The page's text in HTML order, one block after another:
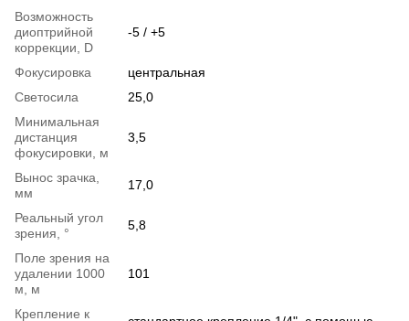
Возможность
диоптрийной
коррекции, D
-5 / +5
Фокусировка
центральная
Светосила
25,0
Минимальная
дистанция
фокусировки, м
3,5
Вынос зрачка,
мм
17,0
Реальный угол
зрения, °
5,8
Поле зрения на
удалении 1000
м, м
101
Крепление к